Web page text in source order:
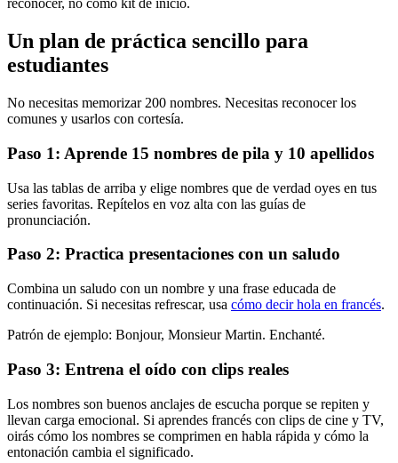
reconocer, no como kit de inicio.
Un plan de práctica sencillo para
estudiantes
No necesitas memorizar 200 nombres. Necesitas reconocer los
comunes y usarlos con cortesía.
Paso 1: Aprende 15 nombres de pila y 10 apellidos
Usa las tablas de arriba y elige nombres que de verdad oyes en tus
series favoritas. Repítelos en voz alta con las guías de
pronunciación.
Paso 2: Practica presentaciones con un saludo
Combina un saludo con un nombre y una frase educada de
continuación. Si necesitas refrescar, usa cómo decir hola en francés.
Patrón de ejemplo: Bonjour, Monsieur Martin. Enchanté.
Paso 3: Entrena el oído con clips reales
Los nombres son buenos anclajes de escucha porque se repiten y
llevan carga emocional. Si aprendes francés con clips de cine y TV,
oirás cómo los nombres se comprimen en habla rápida y cómo la
entonación cambia el significado.